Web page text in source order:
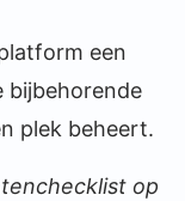
een
bijbehorende
plek beheert.
op